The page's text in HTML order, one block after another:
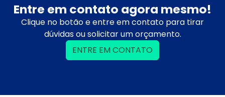
Entre em contato agora mesmo!
Clique no botão e entre em contato para tirar
dúvidas ou solicitar um orçamento.
ENTRE EM CONTATO